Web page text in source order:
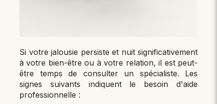
Si votre jalousie persiste et nuit significativement
à votre bien-être ou à votre relation, il est peut-
être temps de consulter un spécialiste. Les
signes suivants indiquent le besoin d'aide
professionnelle :